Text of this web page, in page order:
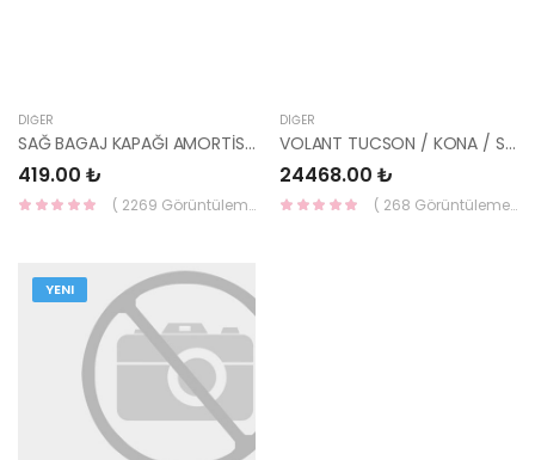
DIĞER
SAĞ BAGAJ KAPAĞI AMORTİSÖRÜ SORENTO 81781-3E021-YS
419.00 ₺
( 2269 Görüntüleme )
DIĞER
VOLANT TUCSON / KONA / SPORTAGE 2018- DİZEL 23200-2U310-VALEO
24468.00 ₺
( 268 Görüntüleme )
YENI